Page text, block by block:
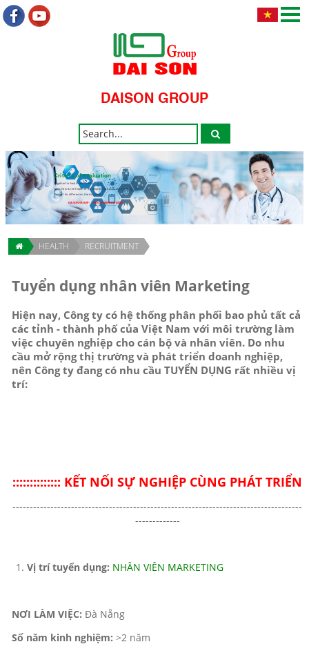
DAISON GROUP
Criteria of evaluation
Together for health community.
Happiness & the health of the people is the evaluation criteria.
Respect for differences, the discovery.
DAISON GROUP - " HEALTH IMPRINT GOLD "
HEALTH RECRUITMENT
Tuyển dụng nhân viên Marketing
Hiện nay, Công ty có hệ thống phân phối bao phủ tất cả
các tỉnh - thành phố của Việt Nam với môi trường làm
việc chuyên nghiệp cho cán bộ và nhân viên. Do nhu
cầu mở rộng thị trường và phát triển doanh nghiệp,
nên Công ty đang có nhu cầu TUYỂN DỤNG rất nhiều vị
trí:
:::::::::::::: KẾT NỐI SỰ NGHIỆP CÙNG PHÁT TRIỂN
------------------------------------------------------------------------------------
-------------
Vị trí tuyển dụng: NHÂN VIÊN MARKETING
NƠI LÀM VIỆC: Đà Nẵng
Số năm kinh nghiệm: >2 năm